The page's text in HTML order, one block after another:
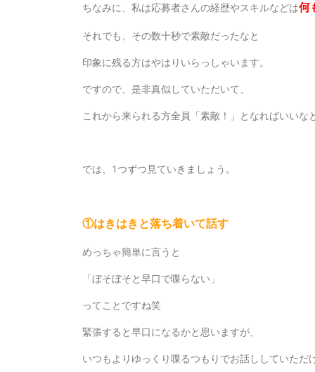
ちなみに、私は応募者さんの経歴やスキルなどは何
それでも、その数十秒で素敵だったなと
印象に残る方はやはりいらっしゃいます。
ですので、是非真似していただいて、
これから来られる方全員「素敵！」となればいいな
では、1つずつ見ていきましょう。
①はきはきと落ち着いて話す
めっちゃ簡単に言うと
「ぼそぼそと早口で喋らない」
ってことですね笑
緊張すると早口になるかと思いますが、
いつもよりゆっくり喋るつもりでお話ししていただ